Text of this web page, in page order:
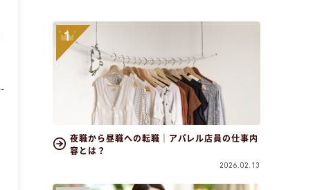
夜職から昼職への転職｜アパレル店員の仕事内
容とは？
2026.02.13